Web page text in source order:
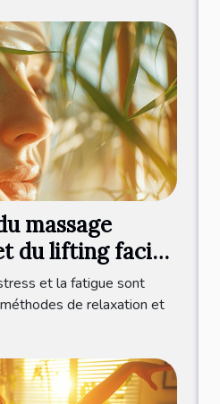
massage
du lifting facial
et la fatigue sont
de relaxation et